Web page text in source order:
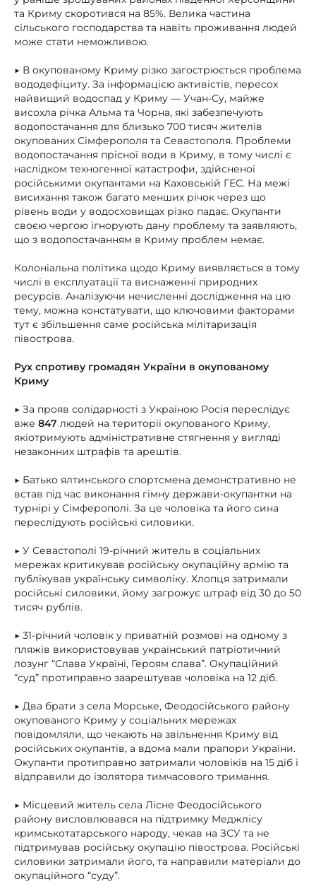
та Криму скоротився на 85%. Велика частина
сільського господарства та навіть проживання людей
може стати неможливою.
▶ В окупованому Криму різко загострюється проблема
вододефіциту. За інформацією активістів, пересох
найвищий водоспад у Криму — Учан-Су, майже
висохла річка Альма та Чорна, які забезпечують
водопостачання для близько 700 тисяч жителів
окупованих Сімферополя та Севастополя. Проблеми
водопостачання прісної води в Криму, в тому числі є
наслідком техногенної катастрофи, здійсненої
російськими окупантами на Каховській ГЕС. На межі
висихання також багато менших річок через що
рівень води у водосховищах різко падає. Окупанти
своєю чергою ігнорують дану проблему та заявляють,
що з водопостачанням в Криму проблем немає.
Колоніальна політика щодо Криму виявляється в тому
числі в експлуатації та виснаженні природних
ресурсів. Аналізуючи нечисленні дослідження на цю
тему, можна констатувати, що ключовими факторами
тут є збільшення саме російська мілітаризація
півострова.
Рух спротиву громадян України в окупованому
Криму
▶ За прояв солідарності з Україною Росія переслідує
вже 847 людей на території окупованого Криму,
якіотримують адміністративне стягнення у вигляді
незаконних штрафів та арештів.
▶ Батько ялтинського спортсмена демонстративно не
встав під час виконання гімну держави-окупантки на
турнірі у Сімферополі. За це чоловіка та його сина
переслідують російські силовики.
▶ У Севастополі 19-річний житель в соціальних
мережах критикував російську окупаційну армію та
публікував українську символіку. Хлопця затримали
російські силовики, йому загрожує штраф від 30 до 50
тисяч рублів.
▶ 31-річний чоловік у приватній розмові на одному з
пляжів використовував український патріотичний
лозунг “Слава Україні, Героям слава”. Окупаційний
“суд” протиправно заарештував чоловіка на 12 діб.
▶ Два брати з села Морське, Феодосійського району
окупованого Криму у соціальних мережах
повідомляли, що чекають на звільнення Криму від
російських окупантів, а вдома мали прапори України.
Окупанти протиправно затримали чоловіків на 15 діб і
відправили до ізолятора тимчасового тримання.
▶ Місцевий житель села Лісне Феодосійського
району висловлювався на підтримку Меджлісу
кримськотатарського народу, чекав на ЗСУ та не
підтримував російську окупацію півострова. Російські
силовики затримали його, та направили матеріали до
окупаційного “суду”.